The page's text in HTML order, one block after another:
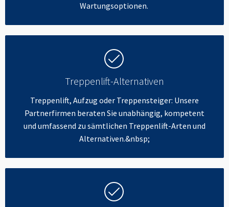
Wartungsoptionen.
Treppenlift-Alternativen
Treppenlift, Aufzug oder Treppensteiger: Unsere
Partnerfirmen beraten Sie unabhängig, kompetent
und umfassend zu sämtlichen Treppenlift-Arten und
Alternativen.&nbsp;